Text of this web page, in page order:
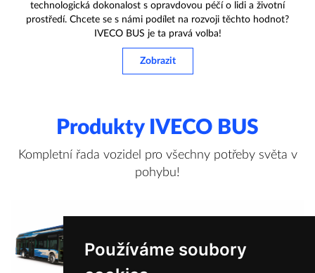
Používáme soubory
technologická dokonalost s opravdovou péčí o lidi a životní
prostředí. Chcete se s námi podílet na rozvoji těchto hodnot?
IVECO BUS je ta pravá volba!
Zobrazit
Produkty IVECO BUS
Kompletní řada vozidel pro všechny potřeby světa v
pohybu!